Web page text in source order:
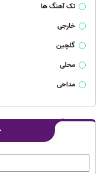
تک آهنگ ها
خارجی
گلچین
محلی
مداحی